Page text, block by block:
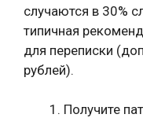
случаются в 30%
типичная
для переписки
рублей).
Получите